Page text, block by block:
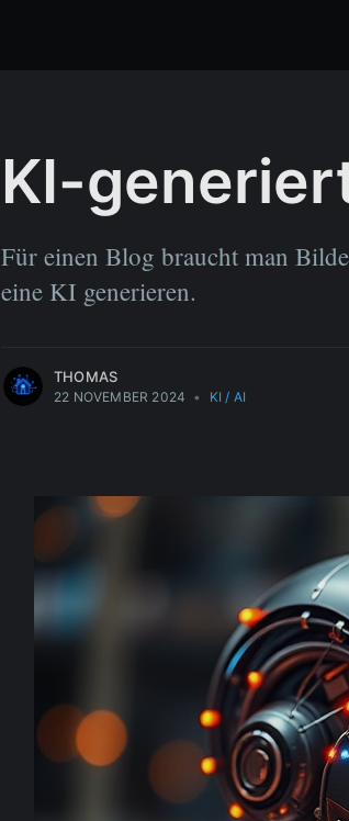
KI-
Für einen Blog braucht man
eine KI generieren.
THOMAS
22 NOVEMBER 2024 • KI / AI